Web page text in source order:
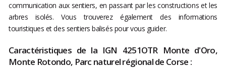
communication aux sentiers, en passant par les constructions et les
arbres isolés. Vous trouverez également des informations
touristiques et des sentiers balisés pour vous guider.
Caractéristiques de la IGN 4251OTR Monte d'Oro,
Monte Rotondo, Parc naturel régional de Corse :